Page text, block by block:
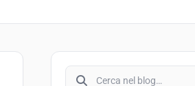
Cerca nel blog